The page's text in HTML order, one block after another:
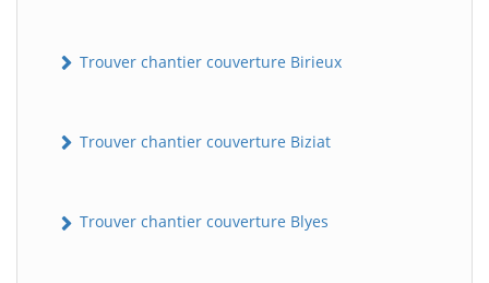
Trouver chantier couverture Birieux
Trouver chantier couverture Biziat
Trouver chantier couverture Blyes